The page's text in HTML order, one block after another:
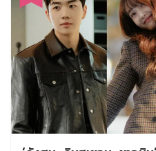
‘คังฮุน–คิมฮเยจุน–ชาอูมิ
ออฟฟิศ ใน My Bias,
4.226%
By SVVEET KIMOn05/08/2026